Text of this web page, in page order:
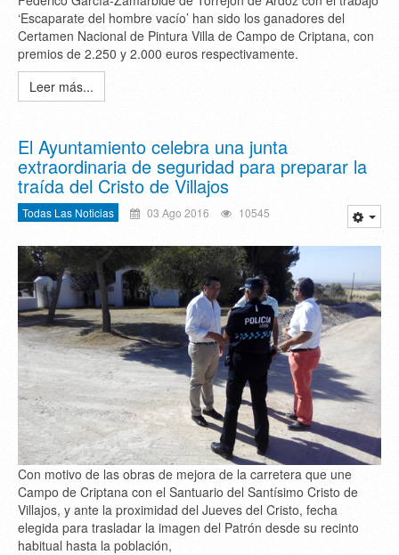
‘Escaparate del hombre vacío’ han sido los ganadores del
Certamen Nacional de Pintura Villa de Campo de Criptana, con
premios de 2.250 y 2.000 euros respectivamente.
Leer más...
El Ayuntamiento celebra una junta
extraordinaria de seguridad para preparar la
traída del Cristo de Villajos
Todas Las Noticias 03 Ago 2016 10545
Con motivo de las obras de mejora de la carretera que une
Campo de Criptana con el Santuario del Santísimo Cristo de
Villajos, y ante la proximidad del Jueves del Cristo, fecha
elegida para trasladar la imagen del Patrón desde su recinto
habitual hasta la población,